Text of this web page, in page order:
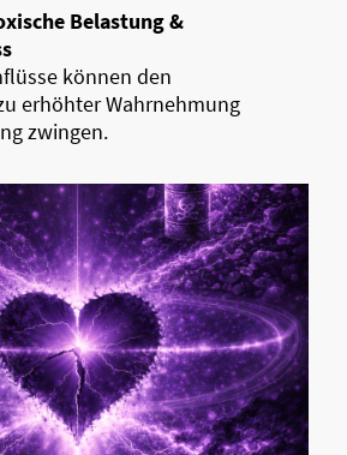
Belastung &
können den
erhöhter Wahrnehmung
zwingen.